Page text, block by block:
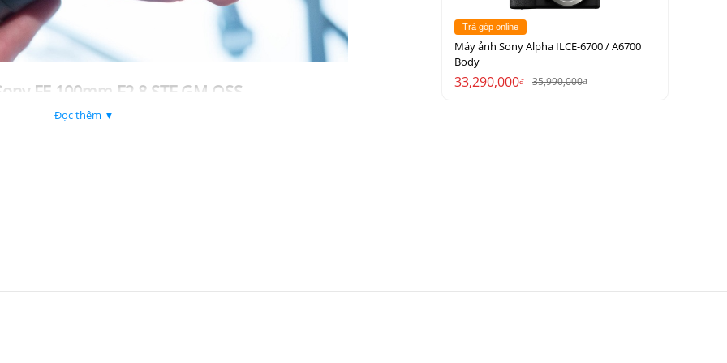
FE 100mm F2.8 STF GM OSS
Đọc thêm ▼
Trả góp online
Máy ảnh Sony Alpha ILCE-6700 / A6700
Body
33,290,000đ 35,990,000đ